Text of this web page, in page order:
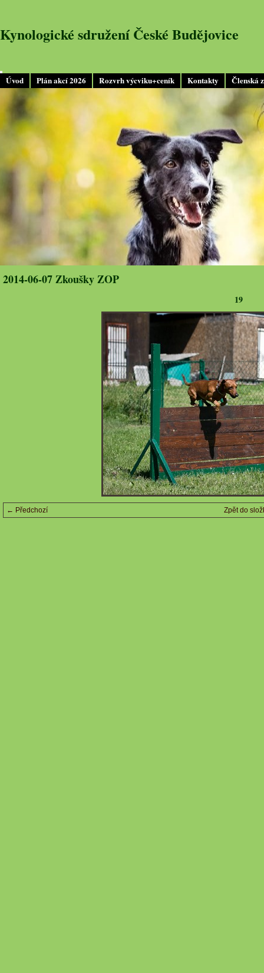
Úvod Plán akcí 2026 Rozvrh výcviku+ceník Kontakty Členská
Kynologické sdružení České Budějovice
2014-06-07 Zkoušky ZOP
19
← Předchozí Zpět do